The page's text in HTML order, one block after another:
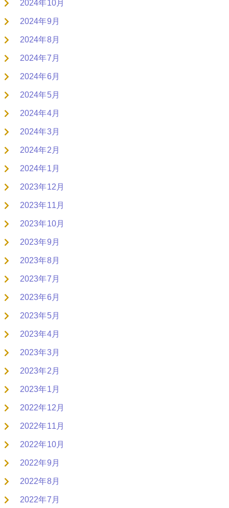
2024年10月
2024年9月
2024年8月
2024年7月
2024年6月
2024年5月
2024年4月
2024年3月
2024年2月
2024年1月
2023年12月
2023年11月
2023年10月
2023年9月
2023年8月
2023年7月
2023年6月
2023年5月
2023年4月
2023年3月
2023年2月
2023年1月
2022年12月
2022年11月
2022年10月
2022年9月
2022年8月
2022年7月